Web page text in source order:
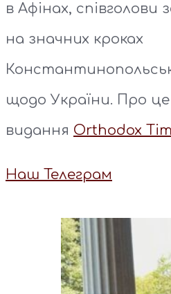
в Афінах, співголови
на значних кроках
щодо України. Про це
видання Orthodox
Наш Телеграм